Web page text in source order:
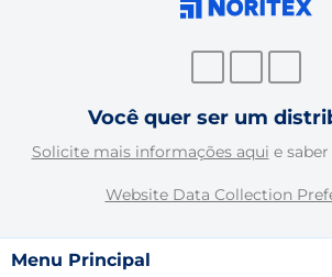
Você quer ser um
Solicite mais informações aqui e
Website Data Collection
Menu Principal